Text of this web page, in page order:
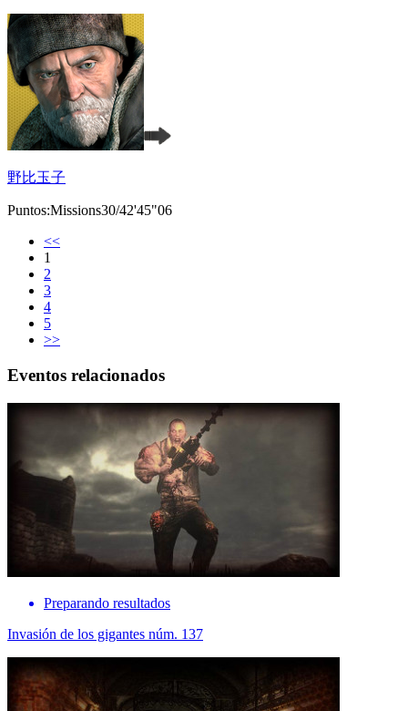
野比玉子
Puntos:Missions30/42'45"06
<<
1
2
3
4
5
>>
Eventos relacionados
Preparando resultados
Invasión de los gigantes núm. 137